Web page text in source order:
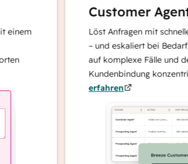
Customer Agent
Löst Anfragen mit schnellen,
– und eskaliert bei Bedarf,
auf komplexe Fälle und den
Kundenbindung
erfahren